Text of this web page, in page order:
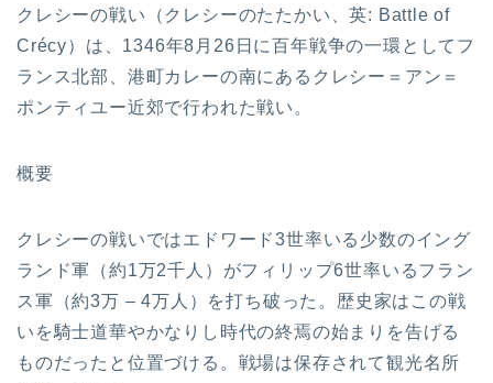
クレシーの戦い（クレシーのたたかい、英: Battle of
Crécy）は、1346年8月26日に百年戦争の一環としてフ
ランス北部、港町カレーの南にあるクレシー＝アン＝
ポンティユー近郊で行われた戦い。
概要
クレシーの戦いではエドワード3世率いる少数のイング
ランド軍（約1万2千人）がフィリップ6世率いるフラン
ス軍（約3万 – 4万人）を打ち破った。歴史家はこの戦
いを騎士道華やかなりし時代の終焉の始まりを告げる
ものだったと位置づける。戦場は保存されて観光名所